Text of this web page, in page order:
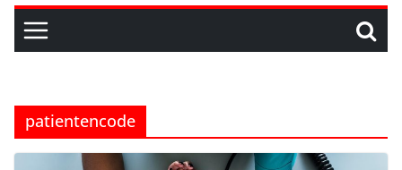
patientencode